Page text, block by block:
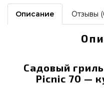
Описание Отзывы
Садовый
Picnic 70 —